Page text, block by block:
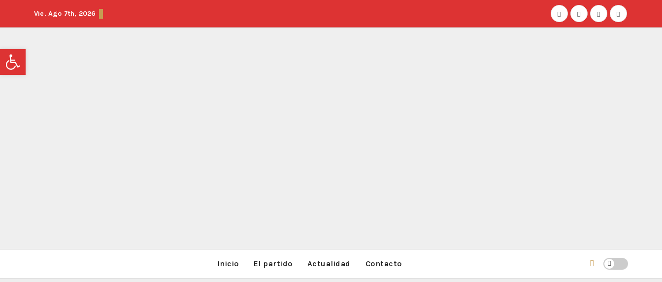
Vie. Ago 7th, 2026
Inicio El partido Actualidad Contacto
Abrir barra de herramientas